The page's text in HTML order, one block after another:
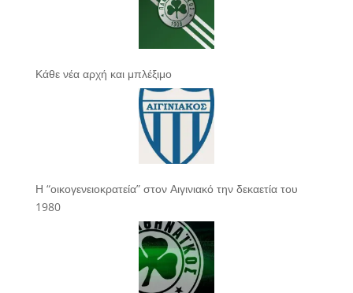
Κάθε νέα αρχή και μπλέξιμο
Η “οικογενειοκρατεία” στον Αιγινιακό την δεκαετία του
1980